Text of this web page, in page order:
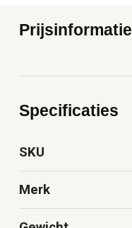
Prijsinformatie
Specificaties
SKU
Merk